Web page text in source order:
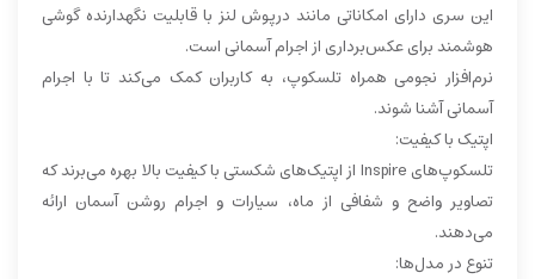
این سری دارای امکاناتی مانند درپوش لنز با قابلیت نگهدارنده گوشی
هوشمند برای عکس‌برداری از اجرام آسمانی است.
نرم‌افزار نجومی همراه تلسکوپ، به کاربران کمک می‌کند تا با اجرام
آسمانی آشنا شوند.
اپتیک با کیفیت:
تلسکوپ‌های Inspire از اپتیک‌های شکستی با کیفیت بالا بهره می‌برند که
تصاویر واضح و شفافی از ماه، سیارات و اجرام روشن آسمان ارائه
می‌دهند.
تنوع در مدل‌ها: